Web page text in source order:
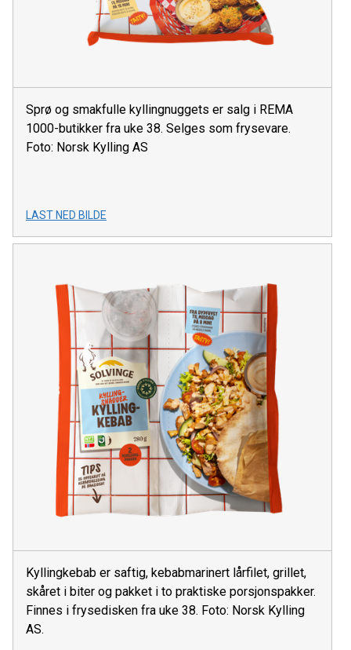
Sprø og smakfulle kyllingnuggets er salg i REMA
1000-butikker fra uke 38. Selges som frysevare.
Foto: Norsk Kylling AS
LAST NED BILDE
Kyllingkebab er saftig, kebabmarinert lårfilet, grillet,
skåret i biter og pakket i to praktiske porsjonspakker.
Finnes i frysedisken fra uke 38. Foto: Norsk Kylling
AS.